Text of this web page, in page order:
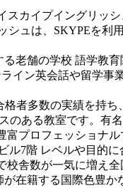
スカイプイングリッ
ュは、SKYPEを利
る老舗の学校 語学教育
イン英会話や留学事
格者多数の実績を持
のある教室です。有
富プロフェッショナル
ル7階 レベルや目的
校舎数が一気に増え
在籍する国際色豊か